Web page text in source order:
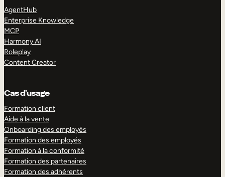
AgentHub
Enterprise Knowledge
MCP
Harmony AI
Roleplay
Content Creator
Cas d’usage
Formation client
Aide à la vente
Onboarding des employés
Formation des employés
Formation à la conformité
Formation des partenaires
Formation des adhérents